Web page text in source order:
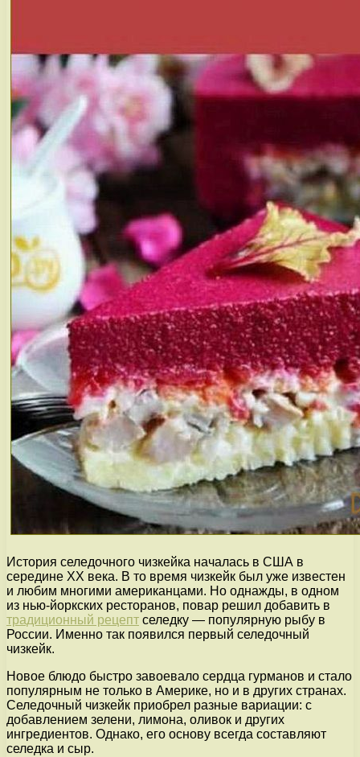
История селедочного чизкейка началась в США в
середине XX века. В то время чизкейк был уже известен
и любим многими американцами. Но однажды, в одном
из нью-йоркских ресторанов, повар решил добавить в
традиционный рецепт селедку — популярную рыбу в
России. Именно так появился первый селедочный
чизкейк.
Новое блюдо быстро завоевало сердца гурманов и стало
популярным не только в Америке, но и в других странах.
Селедочный чизкейк приобрел разные вариации: с
добавлением зелени, лимона, оливок и других
ингредиентов. Однако, его основу всегда составляют
селедка и сыр.